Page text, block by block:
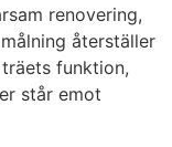
renovering,
återställer
funktion,
står emot